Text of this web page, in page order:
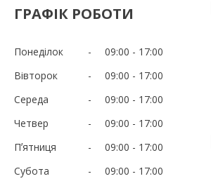
ГРАФІК РОБОТИ
Понеділок 09:00
17:00
Вівторок
09:00
17:00
Середа
09:00
17:00
Четвер
09:00
17:00
Пʼятниця
09:00
17:00
Субота
09:00
17:00